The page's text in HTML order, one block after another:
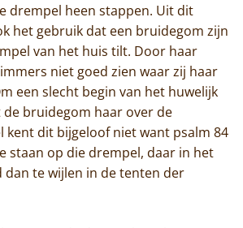
drempel heen stappen. Uit dit
het gebruik dat een bruidegom zijn
van het huis tilt. Door haar
niet goed zien waar zij haar
een slecht begin van het huwelijk
bruidegom haar over de
kent dit bijgeloof niet want psalm 84
staan op die drempel, daar in het
dan te wijlen in de tenten der